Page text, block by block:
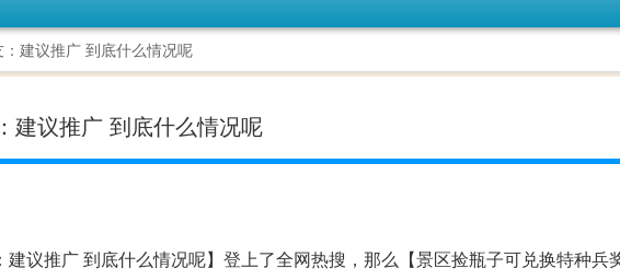
建议推广 到底什么情况呢
建议推广 到底什么情况呢
建议推广 到底什么情况呢】登上了全网热搜，那么【景区捡瓶子可兑换特种兵